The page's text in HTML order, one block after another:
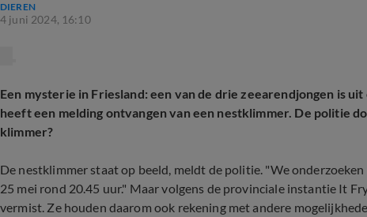
DIEREN
4 juni 2024, 16:10
Een mysterie in Friesland: een van de drie zeearendjongen is
heeft een melding ontvangen van een nestklimmer. De politie
klimmer?
De nestklimmer staat op beeld, meldt de politie. "We
25 mei rond 20.45 uur." Maar volgens de provinciale instantie It
vermist. Ze houden daarom ook rekening met andere